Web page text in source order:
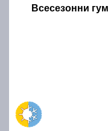
Всесезонни